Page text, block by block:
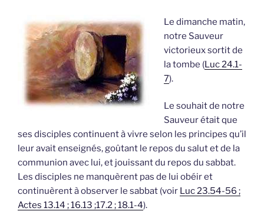
Le dimanche matin,
notre Sauveur
victorieux sortit de
la tombe (Luc 24.1-
7).
Le souhait de notre
Sauveur était que
ses disciples continuent à vivre selon les principes qu’il
leur avait enseignés, goûtant le repos du salut et de la
communion avec lui, et jouissant du repos du sabbat.
Les disciples ne manquèrent pas de lui obéir et
continuèrent à observer le sabbat (voir Luc 23.54-56 ;
Actes 13.14 ; 16.13 ;17.2 ; 18.1-4).